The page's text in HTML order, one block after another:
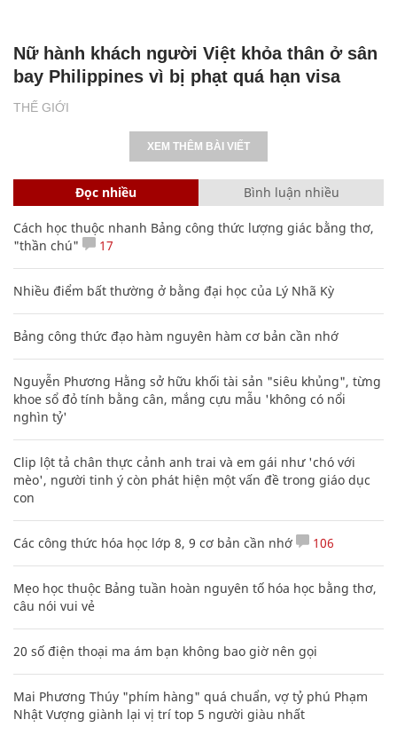
THẾ GIỚI
Nữ hành khách người Việt khỏa thân ở sân
bay Philippines vì bị phạt quá hạn visa
XEM THÊM BÀI VIẾT
Đọc nhiều Bình luận nhiều
Cách học thuộc nhanh Bảng công thức lượng giác bằng thơ,
"thần chú"
17
Nhiều điểm bất thường ở bằng đại học của Lý Nhã Kỳ
Bảng công thức đạo hàm nguyên hàm cơ bản cần nhớ
Nguyễn Phương Hằng sở hữu khối tài sản "siêu khủng", từng
khoe sổ đỏ tính bằng cân, mắng cựu mẫu 'không có nổi
nghìn tỷ'
Clip lột tả chân thực cảnh anh trai và em gái như 'chó với
mèo', người tinh ý còn phát hiện một vấn đề trong giáo dục
con
Các công thức hóa học lớp 8, 9 cơ bản cần nhớ 106
Mẹo học thuộc Bảng tuần hoàn nguyên tố hóa học bằng thơ,
câu nói vui vẻ
20 số điện thoại ma ám bạn không bao giờ nên gọi
Mai Phương Thúy "phím hàng" quá chuẩn, vợ tỷ phú Phạm
Nhật Vượng giành lại vị trí top 5 người giàu nhất